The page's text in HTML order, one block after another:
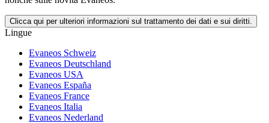
Clicca qui per ulteriori informazioni sul trattamento dei dati e sui diritti.
Lingue
Evaneos Schweiz
Evaneos Deutschland
Evaneos USA
Evaneos España
Evaneos France
Evaneos Italia
Evaneos Nederland